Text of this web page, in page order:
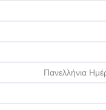
Πανελλήνια